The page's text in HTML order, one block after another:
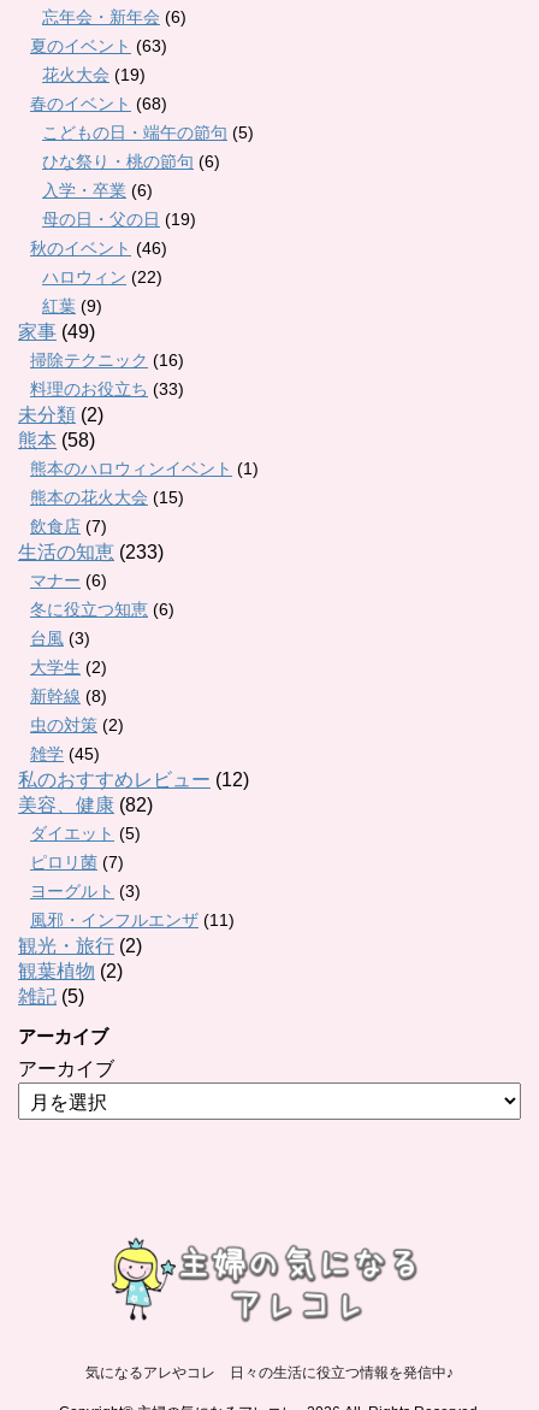
忘年会・新年会 (6)
夏のイベント (63)
花火大会 (19)
春のイベント (68)
こどもの日・端午の節句 (5)
ひな祭り・桃の節句 (6)
入学・卒業 (6)
母の日・父の日 (19)
秋のイベント (46)
ハロウィン (22)
紅葉 (9)
家事 (49)
掃除テクニック (16)
料理のお役立ち (33)
未分類 (2)
熊本 (58)
熊本のハロウィンイベント (1)
熊本の花火大会 (15)
飲食店 (7)
生活の知恵 (233)
マナー (6)
冬に役立つ知恵 (6)
台風 (3)
大学生 (2)
新幹線 (8)
虫の対策 (2)
雑学 (45)
私のおすすめレビュー (12)
美容、健康 (82)
ダイエット (5)
ピロリ菌 (7)
ヨーグルト (3)
風邪・インフルエンザ (11)
観光・旅行 (2)
観葉植物 (2)
雑記 (5)
アーカイブ
アーカイブ
気になるアレやコレ 日々の生活に役立つ情報を発信中♪